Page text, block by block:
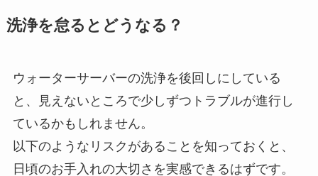
洗浄を怠るとどうなる？
ウォーターサーバーの洗浄を後回しにしている
と、見えないところで少しずつトラブルが進行し
ているかもしれません。
以下のようなリスクがあることを知っておくと、
日頃のお手入れの大切さを実感できるはずです。